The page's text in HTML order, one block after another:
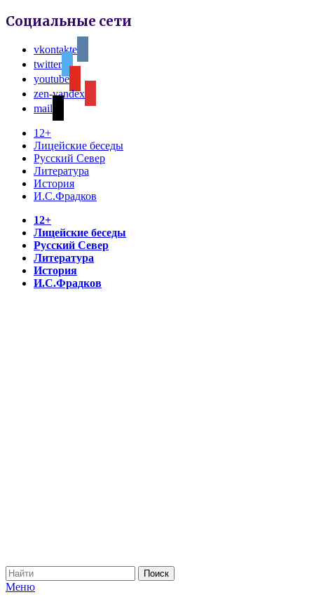
Социальные сети
vkontakte
twitter
youtube
zen-yandex
mail
12+
Лицейские беседы
Русский Север
Литература
История
И.С.Фрадков
12+
Лицейские беседы
Русский Север
Литература
История
И.С.Фрадков
Меню